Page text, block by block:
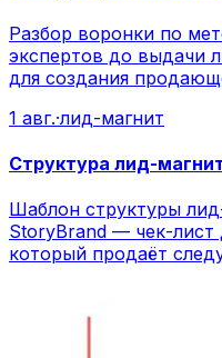
Разбор воронки по
экспертов до выдачи
для создания
1 авг.·лид-магнит
Структура лид-
Шаблон структуры
StoryBrand — чек-лист
который продаёт